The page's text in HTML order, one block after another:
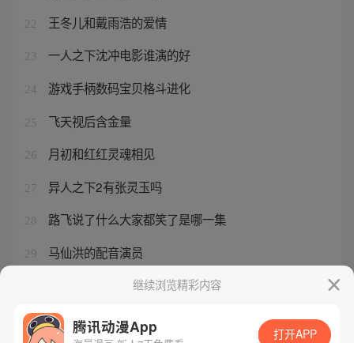
22 王冬儿和戴雨浩的爱情
23 一人之下沈冲电影谁演的好
24 游戏手柄数码宝贝格斗进化
25 飞天视后含金量
26 月初和红红灵魂相见
27 异人之下2有张灵玉吗
28 路飞说了什么大家都笑了是哪一集
29 马仙洪的配音演员
一人之下漫画类型推荐继续浏览精彩内容
腾讯动漫App 打开APP